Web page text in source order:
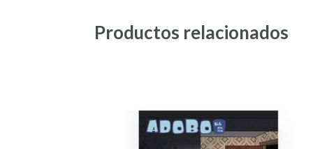
Productos relacionados